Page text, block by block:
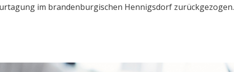
im brandenburgischen Hennigsdorf zurückgezogen.